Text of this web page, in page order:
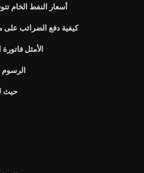
أسعار النفط الخام
كيفية دفع الضرائب
الأمثل
الرسوم
حيث